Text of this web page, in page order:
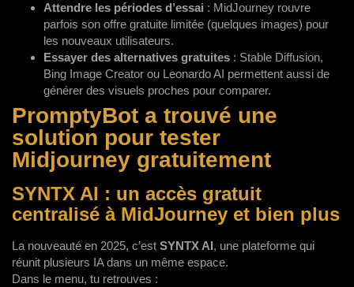
Attendre les périodes d’essai : MidJourney rouvre
parfois son offre gratuite limitée (quelques images) pour
les nouveaux utilisateurs.
Essayer des alternatives gratuites : Stable Diffusion,
Bing Image Creator ou Leonardo AI permettent aussi de
générer des visuels proches pour comparer.
PromptyBot a trouvé une
solution pour tester
Midjourney gratuitement
SYNTX AI : un accès gratuit
centralisé à MidJourney et bien plus
La nouveauté en 2025, c’est SYNTX AI, une plateforme qui
réunit plusieurs IA dans un même espace.
Dans le menu, tu retrouves :